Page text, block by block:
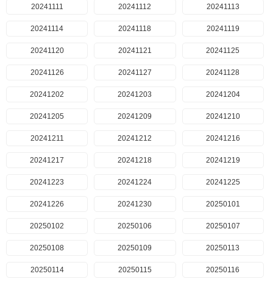
20241111 20241112 20241113
20241114 20241118 20241119
20241120 20241121 20241125
20241126 20241127 20241128
20241202 20241203 20241204
20241205 20241209 20241210
20241211 20241212 20241216
20241217 20241218 20241219
20241223 20241224 20241225
20241226 20241230 20250101
20250102 20250106 20250107
20250108 20250109 20250113
20250114 20250115 20250116